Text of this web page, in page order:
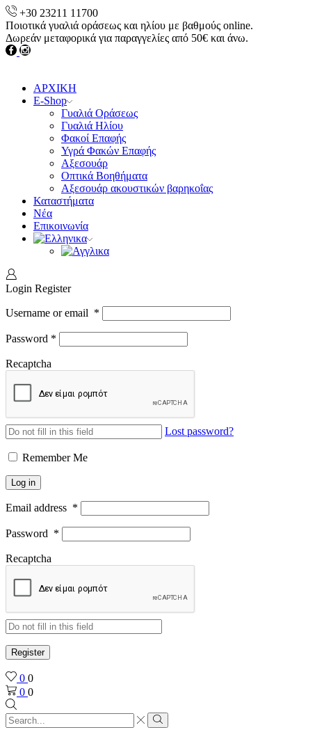
+30 23211 11700
Ποιοτικά γυαλιά οράσεως και ηλίου με βαθμούς online.
Δωρεάν μεταφορικά για παραγγελίες από 50€ και άνω.
Facebook
instagram
ΑΡΧΙΚΗ
E-Shop
Γυαλιά Οράσεως
Γυαλιά Ηλίου
Φακοί Επαφής
Υγρά Φακών Επαφής
Αξεσουάρ
Οπτικά Βοηθήματα
Αξεσουάρ ακουστικών βαρηκοΐας
Καταστήματα
Νέα
Επικοινωνία
Login Register
Username or email *
Password *
Recaptcha
Lost password?
Remember Me
Log in
Email address *
Password *
Recaptcha
Register
0 0
0 0
Search
input
Search